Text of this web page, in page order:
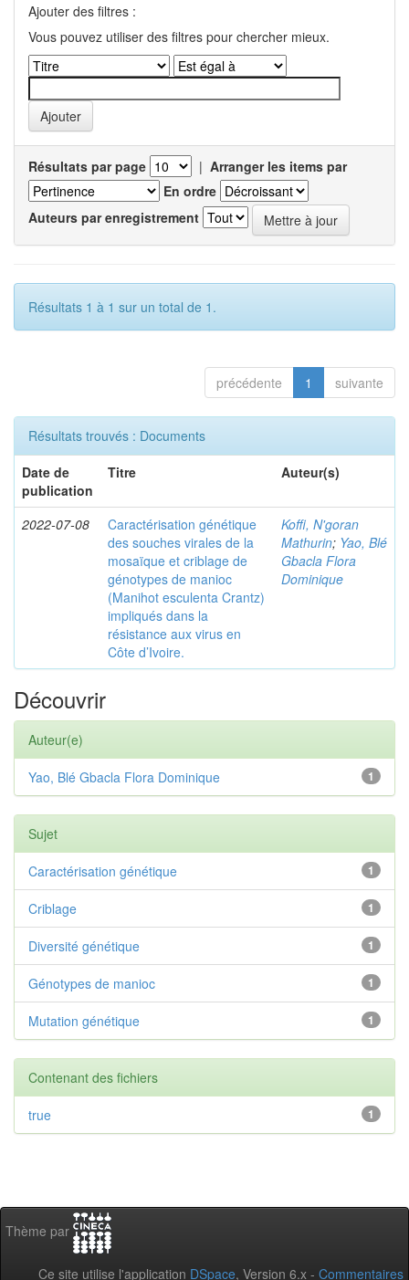
Ajouter des filtres :
Vous pouvez utiliser des filtres pour chercher mieux.
Résultats par page | Arranger les items par
En ordre
Auteurs par enregistrement
Résultats 1 à 1 sur un total de 1.
précédente 1 suivante
Résultats trouvés : Documents
Date de
publication
Titre Auteur(s)
2022-07-08
Caractérisation génétique
des souches virales de la
mosaïque et criblage de
génotypes de manioc
(Manihot esculenta Crantz)
impliqués dans la
résistance aux virus en
Côte d’Ivoire.
Koffi, N'goran
Mathurin; Yao, Blé
Gbacla Flora
Dominique
Découvrir
Auteur(e)
1
Yao, Blé Gbacla Flora Dominique
Sujet
1
Caractérisation génétique
1
Criblage
1
Diversité génétique
1
Génotypes de manioc
1
Mutation génétique
Contenant des fichiers
1
true
Thème par
Ce site utilise l'application DSpace, Version 6.x - Commentaires